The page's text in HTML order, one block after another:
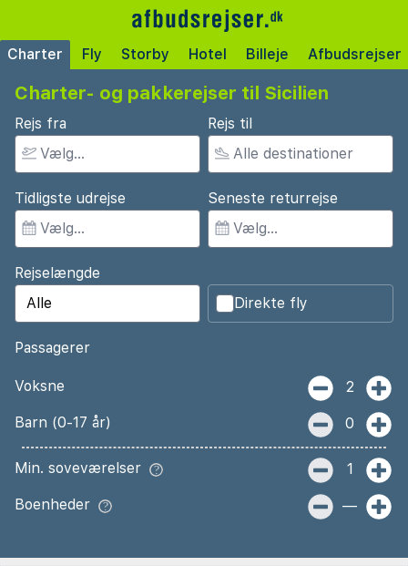
Charter Fly Storby Hotel Billeje Afbudsrejser
Charter- og pakkerejser til Sicilien
Rejs fra Rejs til
Tidligste udrejse Seneste returrejse
Rejselængde
Direkte fly
Passagerer
Voksne 2
Barn (0-17 år) 0
Min. soveværelser 1
Boenheder —